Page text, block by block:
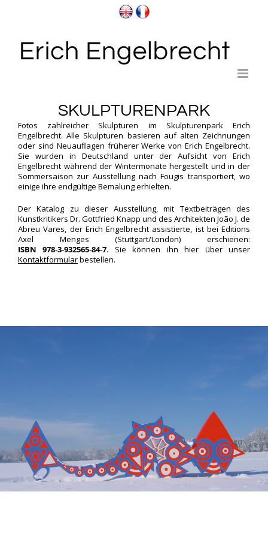
SKULPTURENPARK
Fotos zahlreicher Skulpturen im Skulpturenpark Erich
Engelbrecht. Alle Skulpturen basieren auf alten Zeichnungen
oder sind Neuauflagen früherer Werke von Erich Engelbrecht.
Sie wurden in Deutschland unter der Aufsicht von Erich
Engelbrecht während der Wintermonate hergestellt und in der
Sommersaison zur Ausstellung nach Fougis transportiert, wo
einige ihre endgültige Bemalung erhielten.
Der Katalog zu dieser Ausstellung, mit Textbeiträgen des
Kunstkritikers Dr. Gottfried Knapp und des Architekten João J. de
Abreu Vares, der Erich Engelbrecht assistierte, ist bei Editions
Axel Menges (Stuttgart/London) erschienen:
ISBN 978‑3‑932565‑84‑7. Sie können ihn hier über unser
Kontaktformularbestellen.